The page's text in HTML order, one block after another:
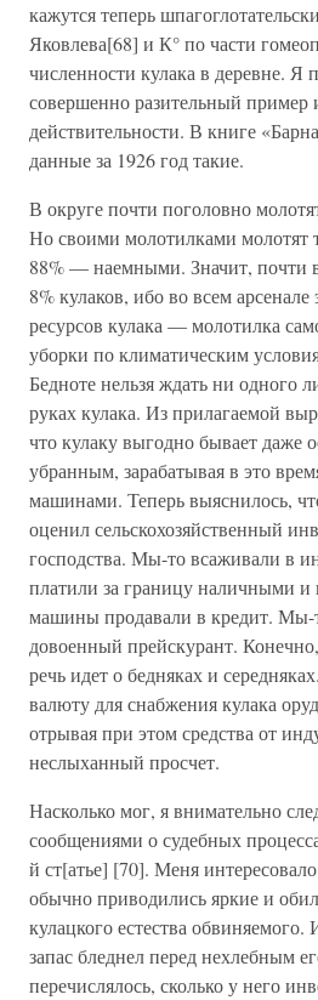
кажутся теперь
Яковлева[68] и К° по части
численности кулака в деревне. Я
совершенно разительный пример
действительности. В книге
данные за 1926 год такие.
В округе почти поголовно
Но своими молотилками молотят
88% — наемными. Значит, почти
8% кулаков, ибо во всем арсенале
ресурсов кулака — молотилка
уборки по климатическим
Бедноте нельзя ждать ни одного
руках кулака. Из прилагаемой
что кулаку выгодно бывает даже
убранным, зарабатывая в это
машинами. Теперь выяснилось,
оценил сельскохозяйственный
господства. Мы-то всаживали в
платили за границу наличными и
машины продавали в кредит. Мы-
довоенный прейскурант.
речь идет о бедняках и
валюту для снабжения кулака
отрывая при этом средства от
неслыханный просчет.
Насколько мог, я внимательно
сообщениями о судебных
й ст[атье] [70]. Меня
обычно приводились яркие и
кулацкого естества
запас бледнел перед нехлебным
перечислялось, сколько у него